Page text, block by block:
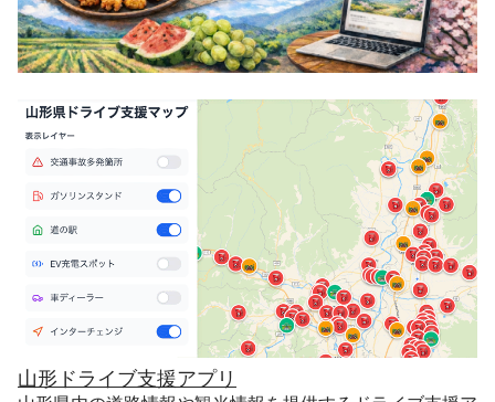
山形ドライブ支援アプリ